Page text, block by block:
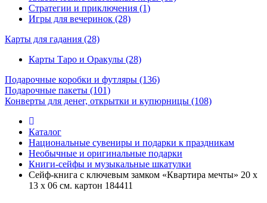
Стратегии и приключения (1)
Игры для вечеринок (28)
Карты для гадания (28)
Карты Таро и Оракулы (28)
Подарочные коробки и футляры (136)
Подарочные пакеты (101)
Конверты для денег, открытки и купюрницы (108)
Каталог
Национальные сувениры и подарки к праздникам
Необычные и оригинальные подарки
Книги-сейфы и музыкальные шкатулки
Сейф-книга с ключевым замком «Квартира мечты» 20 х
13 х 06 см. картон 184411